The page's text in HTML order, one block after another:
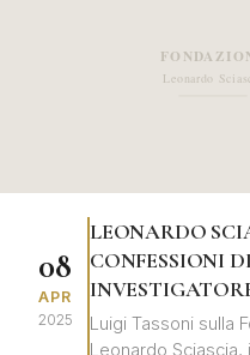
08
APR
2025
LEONARDO
CONFESSIONI
Luigi Tassoni sulla
Leonardo Sciascia,